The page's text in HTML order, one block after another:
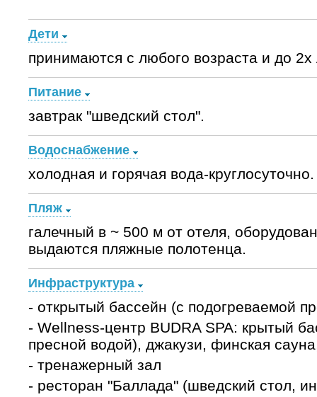
Дети
принимаются с любого возраста и до
Питание
завтрак "шведский стол".
Водоснабжение
холодная и горячая вода-круглосуточно.
Пляж
галечный в ~ 500 м от отеля,
выдаются пляжные полотенца.
Инфраструктура
- открытый бассейн (с подогреваемой
- Wellness-центр BUDRA SPA: крытый
пресной водой), джакузи, финская
- тренажерный зал
- ресторан "Баллада" (шведский стол,